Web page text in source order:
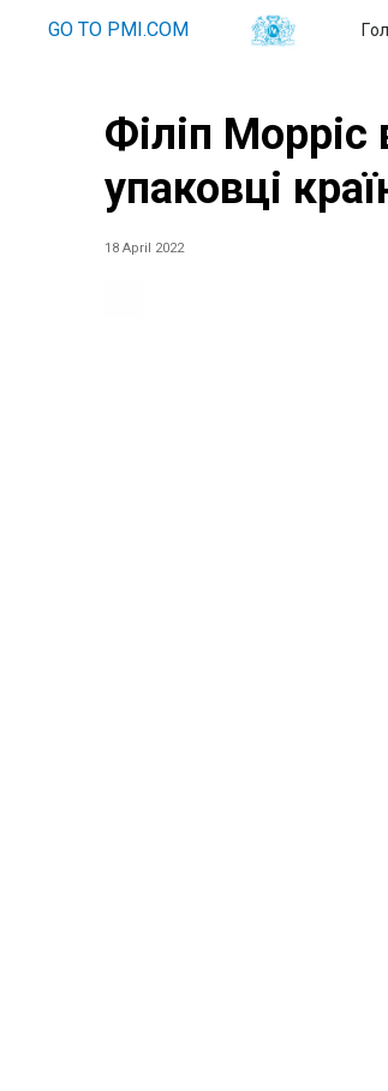
GO TO PMI.COM
Філіп
упаковці
18 April 2022